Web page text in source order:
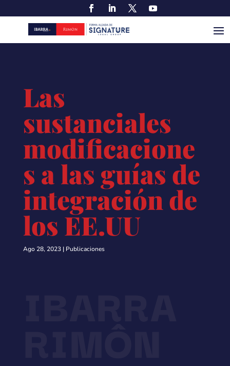
Las
sustanciales
modificacione
s a las guías de
integración de
los EE.UU
Ago 28, 2023| Publicaciones